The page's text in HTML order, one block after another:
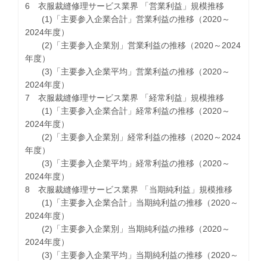
6 衣服裁縫修理サービス業界 「営業利益」規模推移
(1)「主要参入企業合計」営業利益の推移（2020～
2024年度）
(2)「主要参入企業別」営業利益の推移（2020～2024
年度）
(3)「主要参入企業平均」営業利益の推移（2020～
2024年度）
7 衣服裁縫修理サービス業界 「経常利益」規模推移
(1)「主要参入企業合計」経常利益の推移（2020～
2024年度）
(2)「主要参入企業別」経常利益の推移（2020～2024
年度）
(3)「主要参入企業平均」経常利益の推移（2020～
2024年度）
8 衣服裁縫修理サービス業界 「当期純利益」規模推移
(1)「主要参入企業合計」当期純利益の推移（2020～
2024年度）
(2)「主要参入企業別」当期純利益の推移（2020～
2024年度）
(3)「主要参入企業平均」当期純利益の推移（2020～